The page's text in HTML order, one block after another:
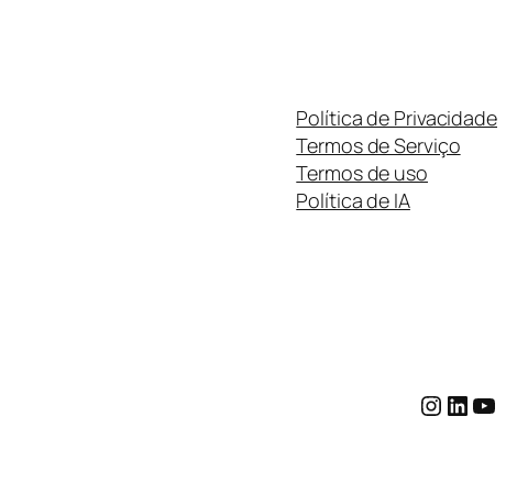
Política de Privacidade
Termos de Serviço
Termos de uso
Política de IA